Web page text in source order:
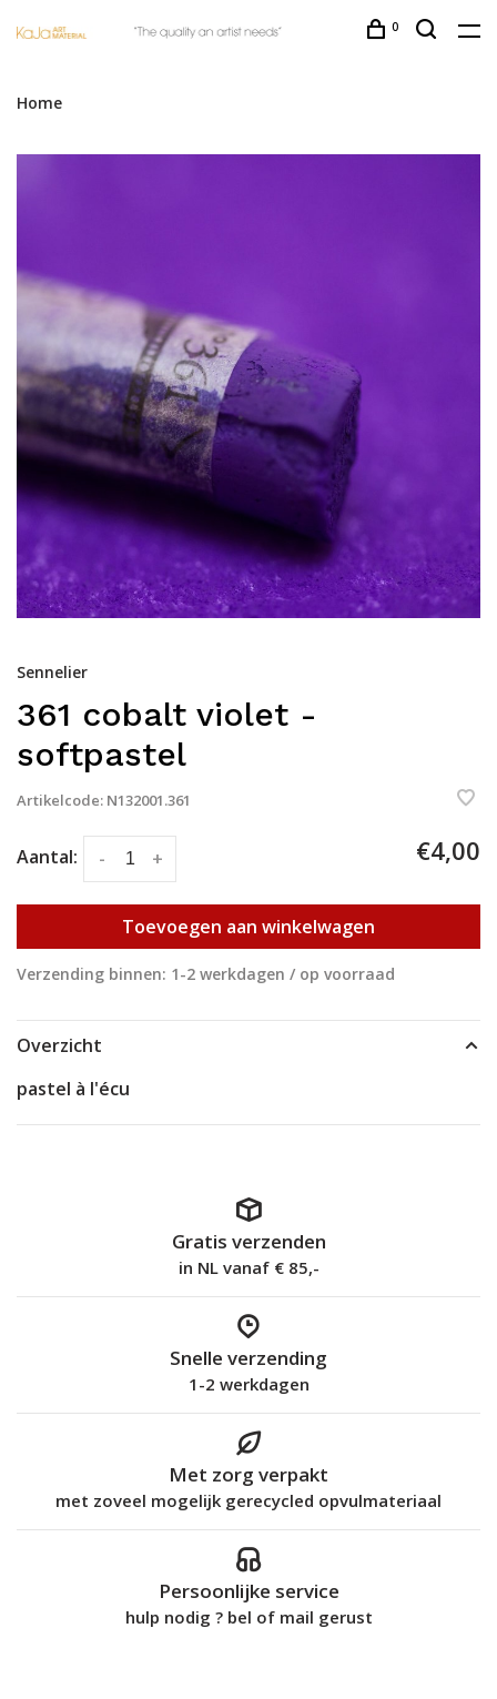
0
Home
Sennelier
361 cobalt violet -
softpastel
Artikelcode: N132001.361
Aantal: +
- €4,00
Toevoegen aan winkelwagen
Verzending binnen: 1-2 werkdagen / op voorraad
Overzicht
pastel à l'écu
Gratis verzenden
in NL vanaf € 85,-
Snelle verzending
1-2 werkdagen
Met zorg verpakt
met zoveel mogelijk gerecycled opvulmateriaal
Persoonlijke service
hulp nodig ? bel of mail gerust